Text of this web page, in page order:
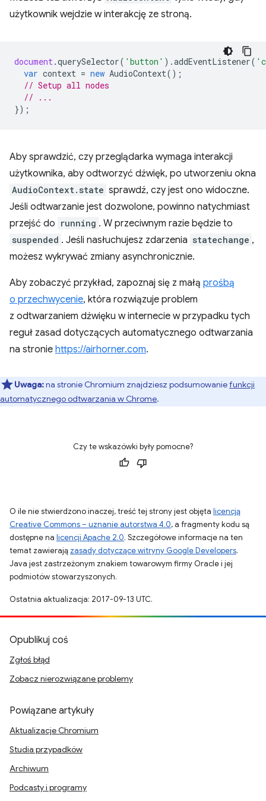
użytkownik wejdzie w interakcję ze stroną.
document .querySelector( 'button' ).addEventListener(
var context = new AudioContext();
// Setup all nodes
// ...
});
Aby sprawdzić, czy przeglądarka wymaga interakcji
użytkownika, aby odtworzyć dźwięk, po utworzeniu okna
AudioContext.state sprawdź, czy jest ono widoczne.
Jeśli odtwarzanie jest dozwolone, powinno natychmiast
przejść do running . W przeciwnym razie będzie to
suspended . Jeśli nasłuchujesz zdarzenia statechange ,
możesz wykrywać zmiany asynchronicznie.
Aby zobaczyć przykład, zapoznaj się z małą prośbą
o przechwycenie, która rozwiązuje problem
z odtwarzaniem dźwięku w internecie w przypadku tych
reguł zasad dotyczących automatycznego odtwarzania
na stronie https://airhorner.com.
Uwaga:na stronie Chromium znajdziesz podsumowaniefunkcji
automatycznego odtwarzania w Chrome.
Czy te wskazówki były pomocne?
O ile nie stwierdzono inaczej, treść tej strony jest objęta licencją
Creative Commons – uznanie autorstwa 4.0, a fragmenty kodu są
dostępne na licencji Apache 2.0. Szczegółowe informacje na ten
temat zawierają zasady dotyczące witryny Google Developers.
Java jest zastrzeżonym znakiem towarowym firmy Oracle i jej
podmiotów stowarzyszonych.
Ostatnia aktualizacja: 2017-09-13 UTC.
Opublikuj coś
Zgłoś błąd
Zobacz nierozwiązane problemy
Powiązane artykuły
Aktualizacje Chromium
Studia przypadków
Archiwum
Podcasty i programy